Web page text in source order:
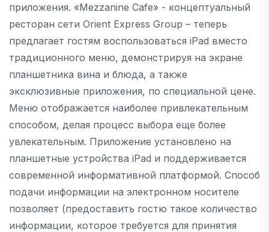
приложения. «Mezzanine Cafe» - концептуальный
ресторан сети Orient Express Group – теперь
предлагает гостям воспользоваться iPad вместо
традиционного меню, демонстрируя на экране
планшетника вина и блюда, а также
эксклюзивные приложения, по специальной цене.
Меню отображается наиболее привлекательным
способом, делая процесс выбора еще более
увлекательным. Приложение установлено на
планшетные устройства iPad и поддерживается
современной информативной платформой. Способ
подачи информации на электронном носителе
позволяет (предоставить гостю такое количество
информации, которое требуется для принятия